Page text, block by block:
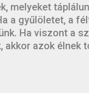
melyeket
a gyűlöletet, a
Ha viszont a
akkor azok élnek